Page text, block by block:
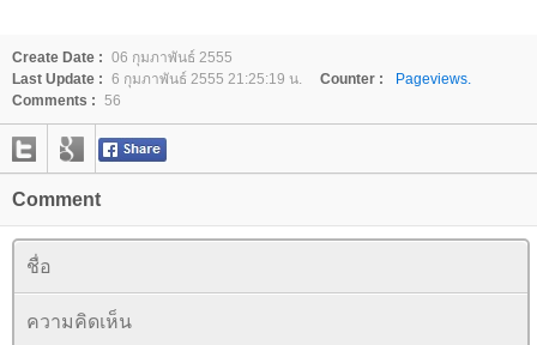
Create Date : 06 กุมภาพันธ์ 2555
Last Update : 6 กุมภาพันธ์ 2555 21:25:19 น. Counter :
Pageviews.
Comments : 56
Comment